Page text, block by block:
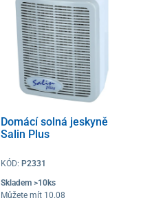
Domácí solná jeskyně
Salin Plus
KÓD:P2331
Skladem >10ks
Můžete mít 10.08